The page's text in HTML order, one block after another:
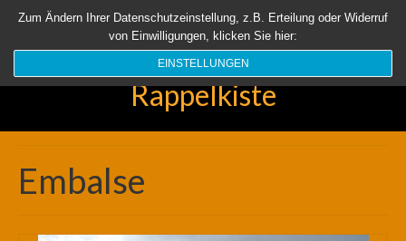
Startseite Aktuell Über uns Unsere Rappelkiste Länder
Suchen
Rappelkiste
Embalse
Zum Ändern Ihrer Datenschutzeinstellung, z.B. Erteilung oder Widerruf
von Einwilligungen, klicken Sie hier:
EINSTELLUNGEN